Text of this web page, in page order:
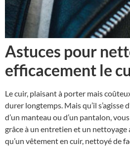
Astuces pour
efficacement le
Le cuir, plaisant à porter mais
durer longtemps. Mais qu’il s’agisse
d’un manteau ou d’un pantalon,
grâce à un entretien et un nettoyage
qu’un vêtement en cuir, nettoyé de